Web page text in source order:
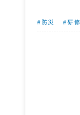
「画像の一
当院
#防災 #研